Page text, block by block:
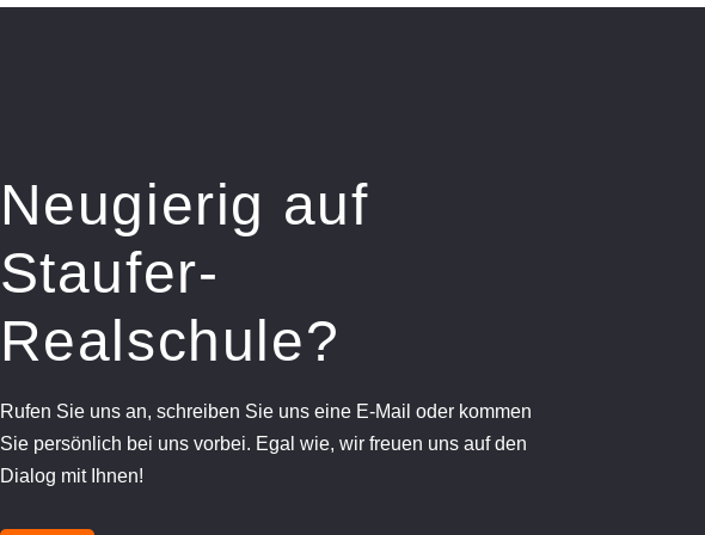
Neugierig auf
Staufer-
Realschule?
Rufen Sie uns an, schreiben Sie uns eine E-Mail oder kommen
Sie persönlich bei uns vorbei. Egal wie, wir freuen uns auf den
Dialog mit Ihnen!